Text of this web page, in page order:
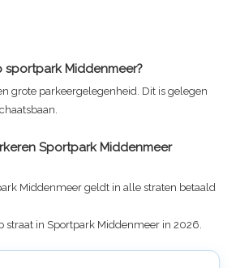
sportpark Middenmeer?
grote parkeergelegenheid. Dit is gelegen
Sportpark Middenmeer
Middenmeer geldt in alle straten betaald
straat in Sportpark Middenmeer in 2026.